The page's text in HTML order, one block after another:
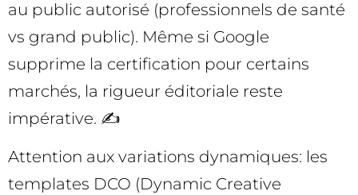
au public autorisé (professionnels de santé
vs grand public). Même si Google
supprime la certification pour certains
marchés, la rigueur éditoriale reste
impérative. ✍️
Attention aux variations dynamiques: les
templates DCO (Dynamic Creative